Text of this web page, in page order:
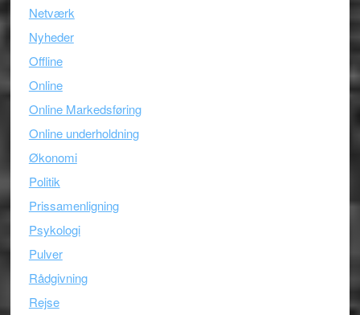
Netværk
Nyheder
Offline
Online
Online Markedsføring
Online underholdning
Økonomi
Politik
Prissamenligning
Psykologi
Pulver
Rådgivning
Rejse